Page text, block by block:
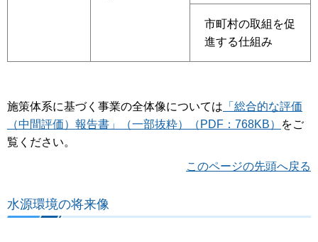
市町村の取組を促
進する仕組み
施策体系に基づく事業の全体像については 「総合的な評価
（中間評価）報告書」（一部抜粋）（PDF：768KB）
をご
覧ください。
このページの先頭へ戻る
水源環境の将来像